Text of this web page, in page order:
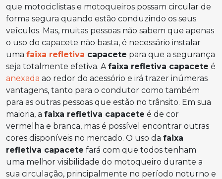
que motociclistas e motoqueiros possam circular de
forma segura quando estão conduzindo os seus
veículos. Mas, muitas pessoas não sabem que apenas
o uso do capacete não basta, é necessário instalar
uma faixa refletiva capacete para que a segurança
seja totalmente efetiva. Afaixa refletiva capacete é
anexada ao redor do acessório e irá trazer inúmeras
vantagens, tanto para o condutor como também
para as outras pessoas que estão no trânsito. Em sua
maioria, a faixa refletiva capacete é de cor
vermelha e branca, mas é possível encontrar outras
cores disponíveis no mercado. O uso da faixa
refletiva capacete fará com que todos tenham
uma melhor visibilidade do motoqueiro durante a
sua circulação, principalmente no período noturno e